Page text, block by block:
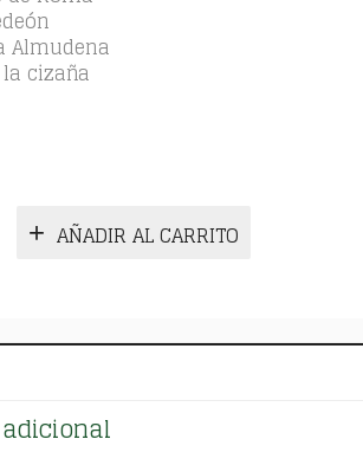
Almudena
cizaña
AÑADIR AL CARRITO